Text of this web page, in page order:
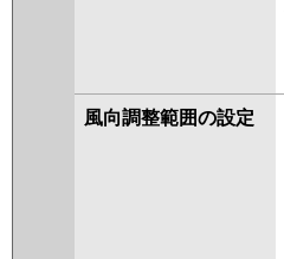
風向調整範囲の設定